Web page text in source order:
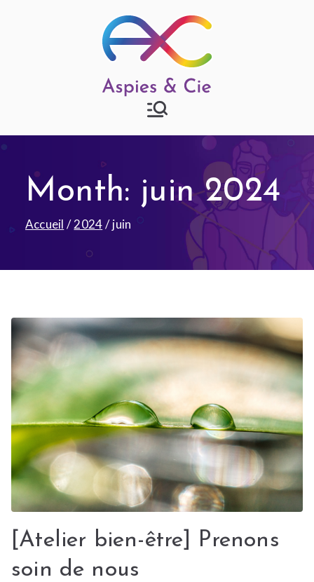
Aspies & Cie
Month: juin 2024
Accueil 2024 juin
[Atelier bien-être] Prenons
soin de nous